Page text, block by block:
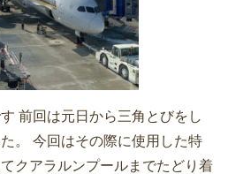
前回は元日から三角とびをし
。 今回はその際に使用した特
クアラルンプールまでたどり着